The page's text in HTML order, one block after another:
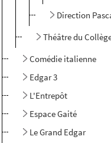
Direction
Théâtre du
Comédie italienne
Edgar 3
L'Entrepôt
Espace Gaité
Le Grand Edgar